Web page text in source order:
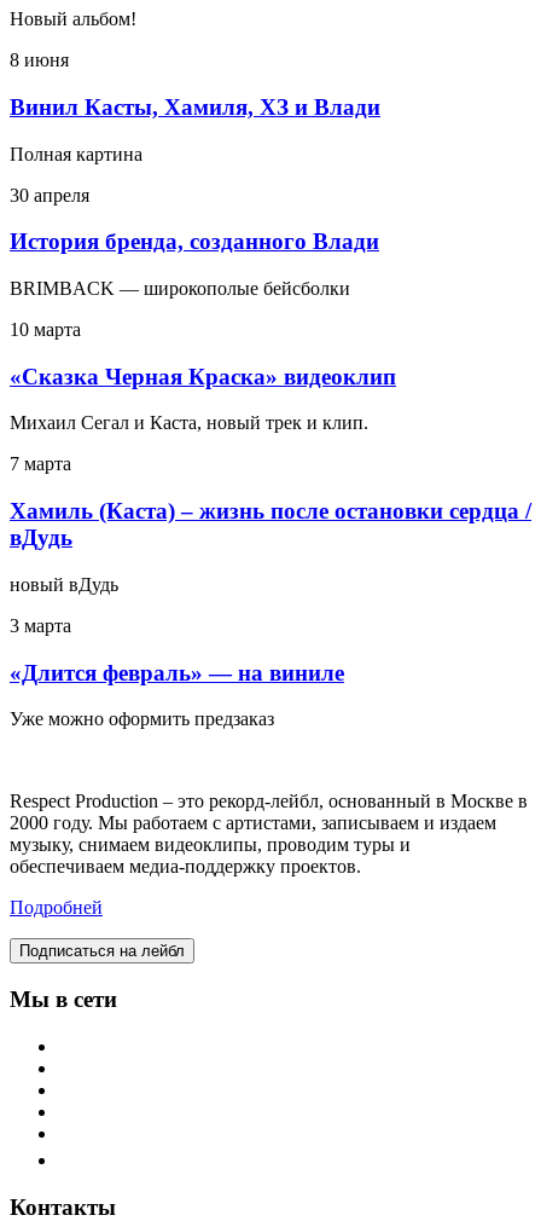
Новый альбом!
8 июня
Винил Касты, Хамиля, ХЗ и Влади
Полная картина
30 апреля
История бренда, созданного Влади
BRIMBACK — широкополые бейсболки
10 марта
«Сказка Черная Краска» видеоклип
Михаил Сегал и Каста, новый трек и клип.
7 марта
Хамиль (Каста) – жизнь после остановки сердца /
вДудь
новый вДудь
3 марта
«Длится февраль» — на виниле
Уже можно оформить предзаказ
Respect Production – это рекорд-лейбл, основанный в Москве в
2000 году. Мы работаем с артистами, записываем и издаем
музыку, снимаем видеоклипы, проводим туры и
обеспечиваем медиа-поддержку проектов.
Подробней
Подписаться на лейбл
Мы в сети
Контакты